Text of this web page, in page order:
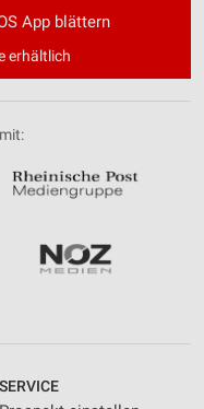
App blättern
erhältlich
SERVICE